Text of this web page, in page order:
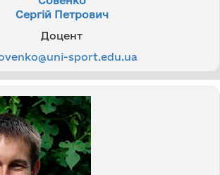
Сергій Петрович
Доцент
sport.edu.ua